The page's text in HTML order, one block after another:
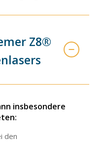
Z8®
insbesondere
den